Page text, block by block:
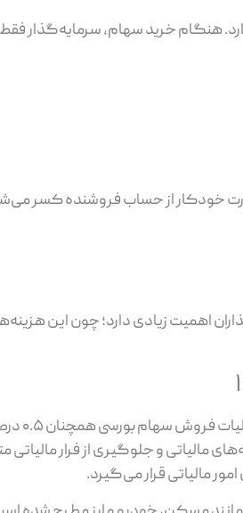
هنگام خرید سهام، سرمایه‌گذار فقط
خودکار از حساب فروشنده کسر
اهمیت زیادی دارد؛ چون این
از سال ۱۳۹۷
مالیاتی و جلوگیری از فرار
مالیاتی قرار می‌گیرد.